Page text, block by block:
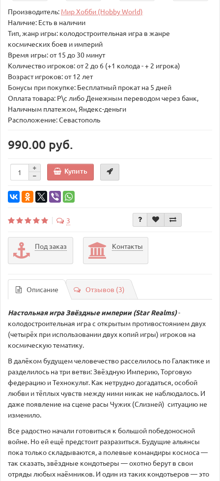
Производитель: Мир Хобби (Hobby World)
Наличие: Есть в наличии
Тип, жанр игры: колодостроительная игра в жанре
космических боев и империй
Время игры: от 15 до 30 минут
Количество игроков: от 2 до 6 (+1 колода - + 2 игрока)
Возраст игроков: от 12 лет
Бонусы при покупке: Бесплатный прокат на 5 дней
Оплата товара: Р\с либо Денежным переводом через банк,
Наличным платежом, Яндекс-деньги
Расположение: Севастополь
990.00 руб.
Купить
3
Под заказ Контакты
Описание Отзывов (3)
Настольная игра Звёздные империи (Star Realms)-
колодостроительная игра с открытым противостоянием двух
(четырёх при использовании двух копий игры) игроков на
космическую тематику.
В далёком будущем человечество расселилось по Галактике и
разделилось на три ветви: Звёздную Империю, Торговую
федерацию и Технокульт. Как нетрудно догадаться, особой
любви и тёплых чувств между ними никак не наблюдалось. И
даже появление на сцене расы Чужих (Слизней) ситуацию не
изменило.
Все радостно начали готовиться к большой победоносной
войне. Но ей ещё предстоит разразиться. Будущие альянсы
пока только складываются, а полевые командиры космоса —
так сказать, звёздные кондотьеры — охотно берут в свои
отряды любых наёмников. И один из таких кондотьеров — это